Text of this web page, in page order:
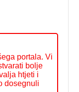
portala. Vi
bolje
htjeti i
dosegnuli